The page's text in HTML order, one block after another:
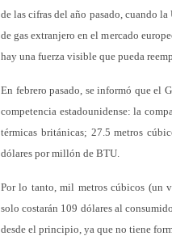
de las cifras del año pasado, cuando
de gas extranjero en el mercado
hay una fuerza visible que pueda
En febrero pasado, se informó que el
competencia estadounidense: la
térmicas británicas; 27.5 metros
dólares por millón de BTU.
Por lo tanto, mil metros cúbicos (un
solo costarán 109 dólares al
desde el principio, ya que no tiene